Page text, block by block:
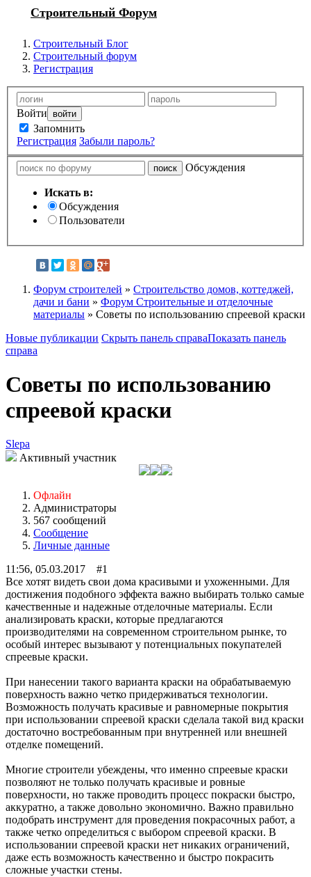
Строительный Форум
Строительный Блог
Строительный форум
Регистрация
Войти
Запомнить
Регистрация Забыли пароль?
Обсуждения
Искать в:
Обсуждения
Пользователи
Форум строителей » Строительство домов, коттеджей,
дачи и бани » Форум Строительные и отделочные
материалы » Советы по использованию спреевой краски
Новые публикации Скрыть панель справаПоказать панель
справа
Советы по использованию
спреевой краски
Slepa
Активный участник
Офлайн
Администраторы
567 сообщений
Сообщение
Личные данные
11:56, 05.03.2017 #1
Все хотят видеть свои дома красивыми и ухоженными. Для
достижения подобного эффекта важно выбирать только самые
качественные и надежные отделочные материалы. Если
анализировать краски, которые предлагаются
производителями на современном строительном рынке, то
особый интерес вызывают у потенциальных покупателей
спреевые краски.
При нанесении такого варианта краски на обрабатываемую
поверхность важно четко придерживаться технологии.
Возможность получать красивые и равномерные покрытия
при использовании спреевой краски сделала такой вид краски
достаточно востребованным при внутренней или внешней
отделке помещений.
Многие строители убеждены, что именно спреевые краски
позволяют не только получать красивые и ровные
поверхности, но также проводить процесс покраски быстро,
аккуратно, а также довольно экономично. Важно правильно
подобрать инструмент для проведения покрасочных работ, а
также четко определиться с выбором спреевой краски. В
использовании спреевой краски нет никаких ограничений,
даже есть возможность качественно и быстро покрасить
сложные участки стены.